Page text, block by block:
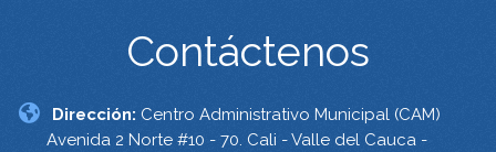
Contáctenos
Dirección: Centro Administrativo Municipal (CAM)
Avenida 2 Norte #10 - 70. Cali - Valle del Cauca -